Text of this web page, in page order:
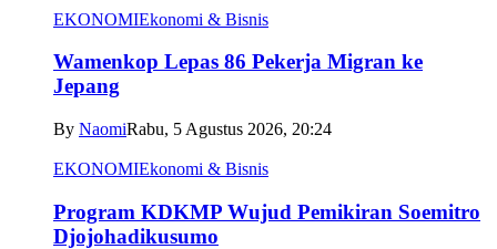
EKONOMIEkonomi & Bisnis
Wamenkop Lepas 86 Pekerja Migran ke
Jepang
By NaomiRabu, 5 Agustus 2026, 20:24
EKONOMIEkonomi & Bisnis
Program KDKMP Wujud Pemikiran Soemitro
Djojohadikusumo